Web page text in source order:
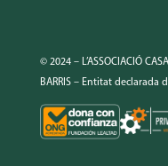
© 2024 – L’ASSOCIACIÓ
BARRIS – Entitat declarada